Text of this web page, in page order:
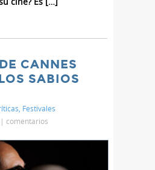
CANNES
SABIOS
Festivales
comentarios